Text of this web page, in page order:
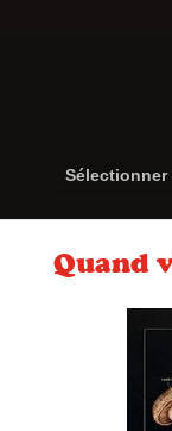
Sélectionner
Quand